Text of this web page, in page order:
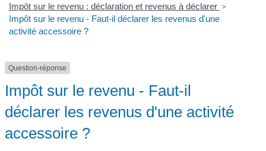
Impôt sur le revenu : déclaration et revenus à déclarer >
Impôt sur le revenu - Faut-il déclarer les revenus d'une
activité accessoire ?
Question-réponse
Impôt sur le revenu - Faut-il
déclarer les revenus d'une activité
accessoire ?